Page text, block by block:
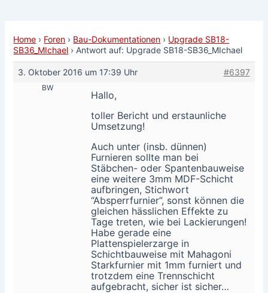
Home › Foren › Bau-Dokumentationen › Upgrade SB18-
SB36_MIchael › Antwort auf: Upgrade SB18-SB36_MIchael
3. Oktober 2016 um 17:39 Uhr #6397
BW
Hallo,
toller Bericht und erstaunliche
Umsetzung!
Auch unter (insb. dünnen)
Furnieren sollte man bei
Stäbchen- oder Spantenbauweise
eine weitere 3mm MDF-Schicht
aufbringen, Stichwort
“Absperrfurnier”, sonst können die
gleichen hässlichen Effekte zu
Tage treten, wie bei Lackierungen!
Habe gerade eine
Plattenspielerzarge in
Schichtbauweise mit Mahagoni
Starkfurnier mit 1mm furniert und
trotzdem eine Trennschicht
aufgebracht, sicher ist sicher…